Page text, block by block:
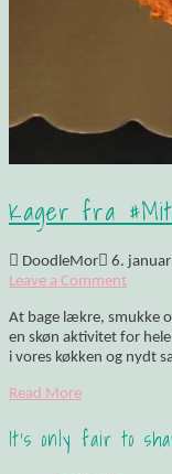
Kager fra
DoodleMor 6.
Leave a Comment
At bage lækre, smukke
en skøn aktivitet for
i vores køkken og nydt
Read More
It's only fair to